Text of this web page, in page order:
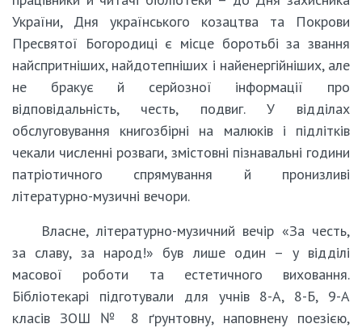
України, Дня українського козацтва та Покрови
Пресвятої Богородиці є місце боротьбі за звання
найспритніших, найдотепніших і найенергійніших, але
не бракує й серйозної інформації про
відповідальність, честь, подвиг. У відділах
обслуговування книгозбірні на малюків і підлітків
чекали численні розваги, змістовні пізнавальні години
патріотичного спрямування й пронизливі
літературно-музичні вечори.
Власне, літературно-музичний вечір «За честь,
за славу, за народ!» був лише один – у відділі
масової роботи та естетичного виховання.
Бібліотекарі підготували для учнів 8-А, 8-Б, 9-А
класів ЗОШ № 8 ґрунтовну, наповнену поезією,